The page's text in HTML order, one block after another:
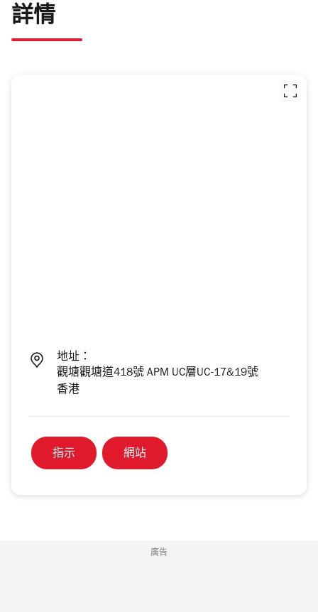
詳情
地址：
觀塘觀塘道418號 APM UC層UC-17&19號
香港
指示 網站
廣告